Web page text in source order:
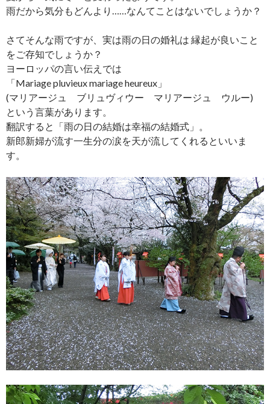
雨だから気分もどんより……なんてことはないでしょうか？
さてそんな雨ですが、実は雨の日の婚礼は 縁起が良いこと
をご存知でしょうか？
ヨーロッパの言い伝えでは
「Mariage pluvieux mariage heureux」
(マリアージュ ブリュヴィウー マリアージュ ウルー)
という言葉があります。
翻訳すると「雨の日の結婚は幸福の結婚式」。
新郎新婦が流す一生分の涙を天が流してくれるといいま
す。